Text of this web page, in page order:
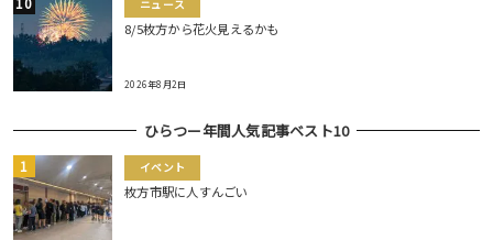
ニュース
8/5枚方から花火見えるかも
2026年8月2日
ひらつー年間人気記事ベスト10
イベント
枚方市駅に人すんごい